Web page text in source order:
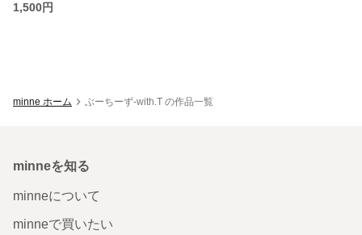
1,500円
minne ホーム ぶーちーず-with.T の作品一覧
minneを知る
minneについて
minneで買いたい